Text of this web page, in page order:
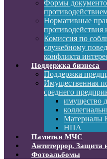
Формы
Нормативные
противодействия
Комиссия по
служебному
конфликта
Поддержка бизнеса
Поддержка
Имущественная
среднего
имущество
Материалы
НПА
Памятки МЧС
Антитеррор. Защита
Фотоальбомы